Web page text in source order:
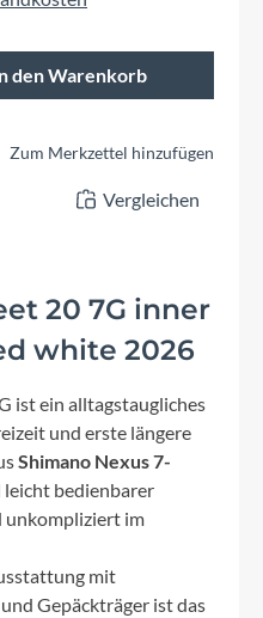
den gewünschten
den Warenkorb
Zum Merkzettel hinzufügen
Vergleichen
20 7G inner
white 2026
ist ein alltagstaugliches
und erste längere
Shimano Nexus 7-
leicht bedienbarer
unkompliziert im
mit
Gepäckträger ist das